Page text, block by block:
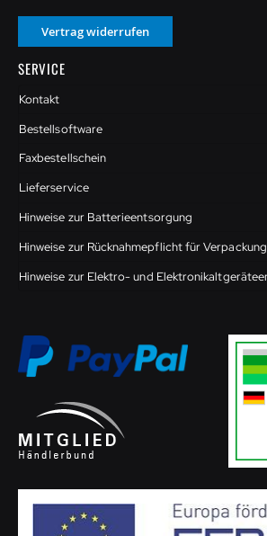
Vertrag widerrufen
SERVICE
Kontakt
Bestellsoftware
Faxbestellschein
Lieferservice
Hinweise zur Batterieentsorgung
Hinweise zur Rücknahmepflicht für
Hinweise zur Elektro- und